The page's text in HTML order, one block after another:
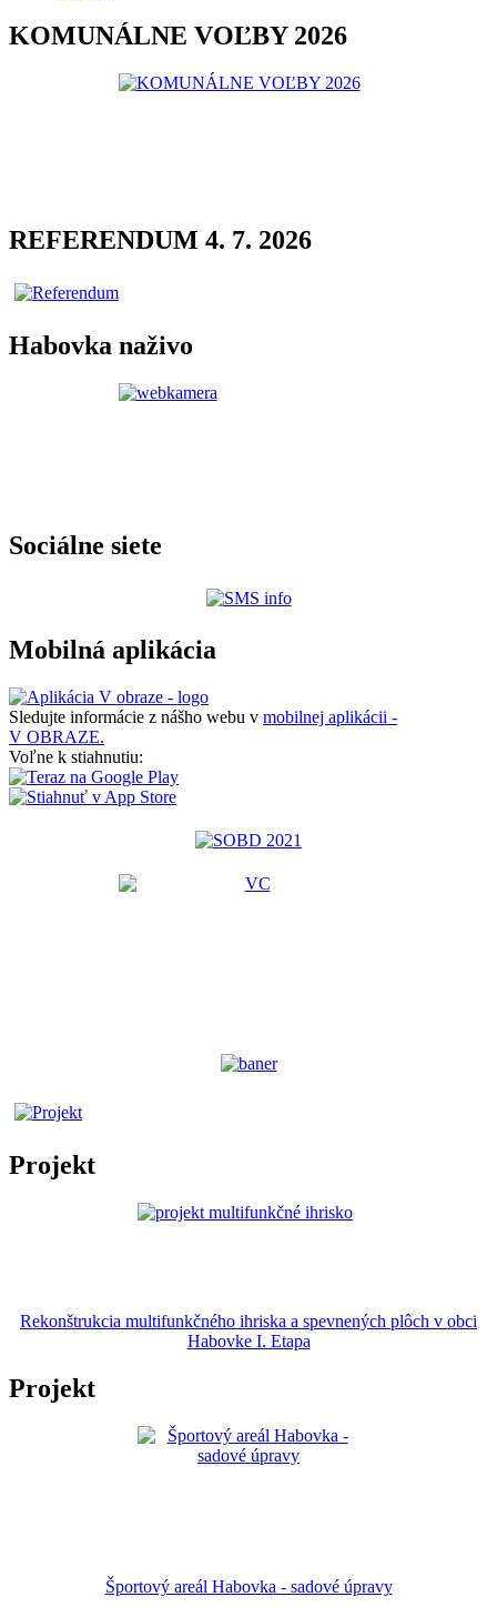
KOMUNÁLNE VOĽBY 2026
REFERENDUM 4. 7. 2026
Habovka naživo
Sociálne siete
Mobilná aplikácia
Sledujte informácie z nášho webu v mobilnej aplikácii -
V OBRAZE.
Voľne k stiahnutiu:
Projekt
Rekonštrukcia multifunkčného ihriska a spevnených plôch v obci
Habovke I. Etapa
Projekt
Športový areál Habovka - sadové úpravy